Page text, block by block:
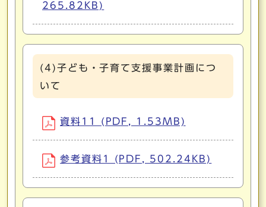
265.82KB)
(4)子ども・子育て支援事業計画につ
いて
資料11 (PDF, 1.53MB)
参考資料1 (PDF, 502.24KB)